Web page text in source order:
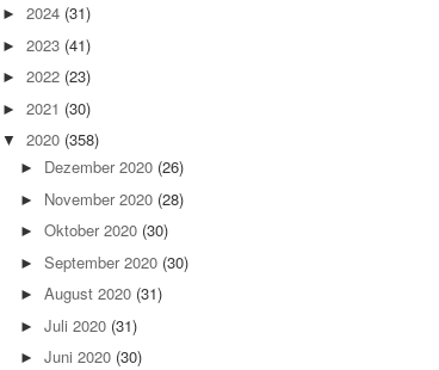
► 2024 (31)
► 2023 (41)
► 2022 (23)
► 2021 (30)
▼ 2020 (358)
► Dezember 2020 (26)
► November 2020 (28)
►Oktober 2020 (30)
►September 2020 (30)
►August 2020 (31)
►Juli 2020 (31)
►Juni 2020 (30)